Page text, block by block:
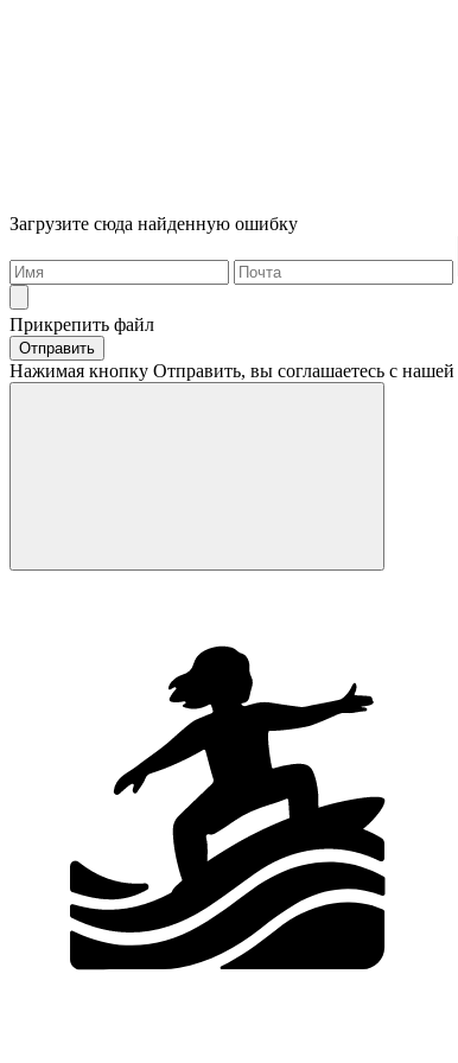
Загрузите сюда найденную ошибку
Прикрепить файл
Отправить
Нажимая кнопку Отправить, вы соглашаетесь с нашей